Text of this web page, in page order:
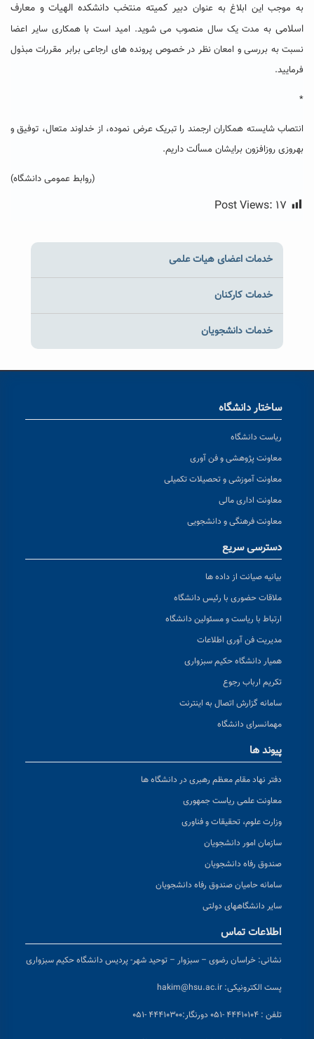
به موجب این ابلاغ به عنوان دبیر کمیته منتخب دانشکده الهیات و معارف
اسلامی به مدت یک سال منصوب می شوید. امید است با همکاری سایر اعضا
نسبت به بررسی و امعان نظر در خصوص پرونده های ارجاعی برابر مقررات مبذول
فرمایید.
*
انتصاب شایسته همکاران ارجمند را تبریک عرض نموده، از خداوند متعال، توفیق و
بهروزی روزافزون برایشان مسألت داریم.
(روابط عمومی دانشگاه)
Post Views: ۱۷
خدمات اعضای هیات علمی
خدمات کارکنان
خدمات دانشجویان
ساختار دانشگاه
ریاست دانشگاه
معاونت پژوهشی و فن آوری
معاونت آموزشی و تحصیلات تکمیلی
معاونت اداری مالی
معاونت فرهنگی و دانشجویی
دسترسی سریع
بیانیه صیانت از داده ها
ملاقات حضوری با رئیس دانشگاه
ارتباط با ریاست و مسئولین دانشگاه
مدیریت فن آوری اطلاعات
همیار دانشگاه حکیم سبزواری
تکریم ارباب رجوع
سامانه گزارش اتصال به اینترنت
مهمانسرای دانشگاه
پیوند ها
دفتر نهاد مقام معظم رهبری در دانشگاه ها
معاونت علمی ریاست جمهوری
وزارت علوم، تحقیقات و فناوری
سازمان امور دانشجویان
صندوق رفاه دانشجویان
سامانه حامیان صندوق رفاه دانشجویان
سایر دانشگاههای دولتی
اطلاعات تماس
نشانی: خراسان رضوی – سبزوار – توحید شهر- پردیس دانشگاه حکیم سبزواری
پست الکترونیکی: hakim@hsu.ac.ir
تلفن : ۴۴۴۱۰۱۰۴ -۰۵۱ دورنگار:۴۴۴۱۰۳۰۰ -۰۵۱